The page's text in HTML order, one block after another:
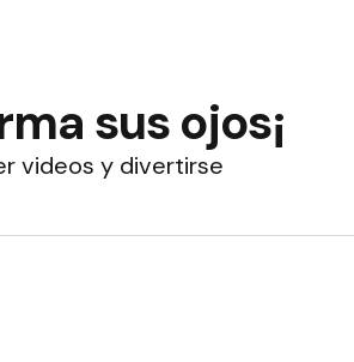
sus ojos¡
videos y divertirse